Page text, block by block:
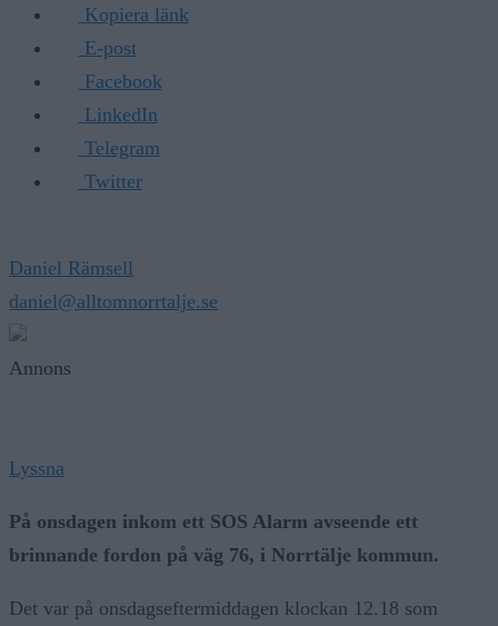
Kopiera länk
E-post
Facebook
LinkedIn
Telegram
Twitter
Daniel Rämsell
daniel@alltomnorrtalje.se
Annons
Lyssna
På onsdagen inkom ett SOS Alarm avseende ett
brinnande fordon på väg 76, i Norrtälje kommun.
Det var på onsdagseftermiddagen klockan 12.18 som